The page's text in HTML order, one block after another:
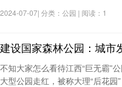
2024-07-07| 分类：公园 | 阅读：1
建设国家森林公园：城市
不知大家怎么看待江西“巨无霸”
大型公园走红，被称大理“后花园